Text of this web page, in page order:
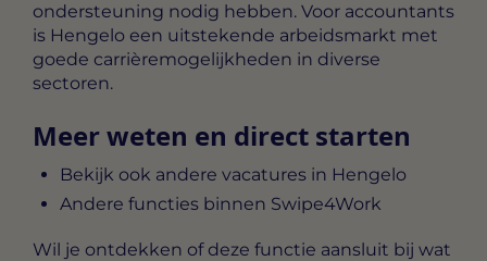
ondersteuning nodig hebben. Voor accountants
is Hengelo een uitstekende arbeidsmarkt met
goede carrièremogelijkheden in diverse
sectoren.
Meer weten en direct starten
Bekijk ook andere vacatures in Hengelo
Andere functies binnen Swipe4Work
Wil je ontdekken of deze functie aansluit bij wat